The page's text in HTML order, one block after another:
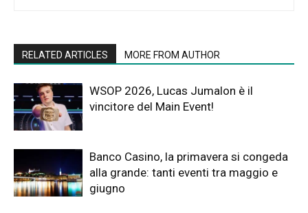
RELATED ARTICLES MORE FROM AUTHOR
WSOP 2026, Lucas Jumalon è il
vincitore del Main Event!
Banco Casino, la primavera si congeda
alla grande: tanti eventi tra maggio e
giugno